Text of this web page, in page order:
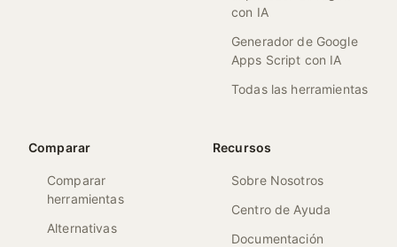
con IA
Generador de Google
Apps Script con IA
Todas las herramientas
Comparar
Comparar
herramientas
Alternativas
Recursos
Sobre Nosotros
Centro de Ayuda
Documentación